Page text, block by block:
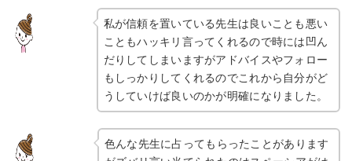
私が信頼を置いている先生は良いことも悪い
こともハッキリ言ってくれるので時には凹ん
だりしてしまいますがアドバイスやフォロー
もしっかりしてくれるのでこれから自分がど
うしていけば良いのかが明確になりました。
色んな先生に占ってもらったことがあります